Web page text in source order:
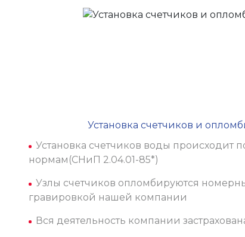
Установка счетчиков и
Установка счетчиков воды происходит
нормам(СНиП 2.04.01-85*)
Узлы счетчиков опломбируются
гравировкой нашей компании
Вся деятельность компании